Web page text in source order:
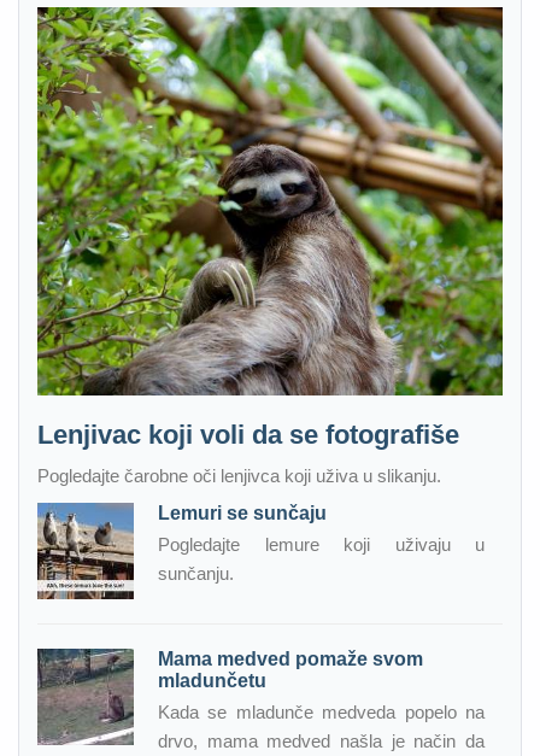
Lenjivac koji voli da se fotografiše
Pogledajte čarobne oči lenjivca koji uživa u slikanju.
Lemuri se sunčaju
Pogledajte lemure koji uživaju u
sunčanju.
Mama medved pomaže svom
mladunčetu
Kada se mladunče medveda popelo na
drvo, mama medved našla je način da